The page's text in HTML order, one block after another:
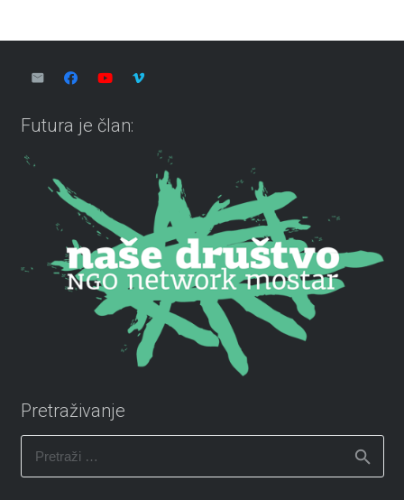
Futura je član:
Pretraživanje
Pretraži: